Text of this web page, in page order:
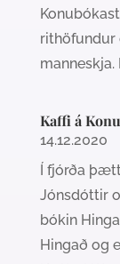
rithöfundur
manneskja.
Kaffi á
14.12.2020
Í fjórða
Jónsdóttir
bókin
Hingað og